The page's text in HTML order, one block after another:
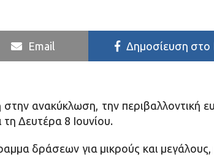
Email Δημοσίευση στο
ανακύκλωση, την περιβαλλοντική
Δευτέρα 8 Ιουνίου.
δράσεων για μικρούς και μεγάλους,